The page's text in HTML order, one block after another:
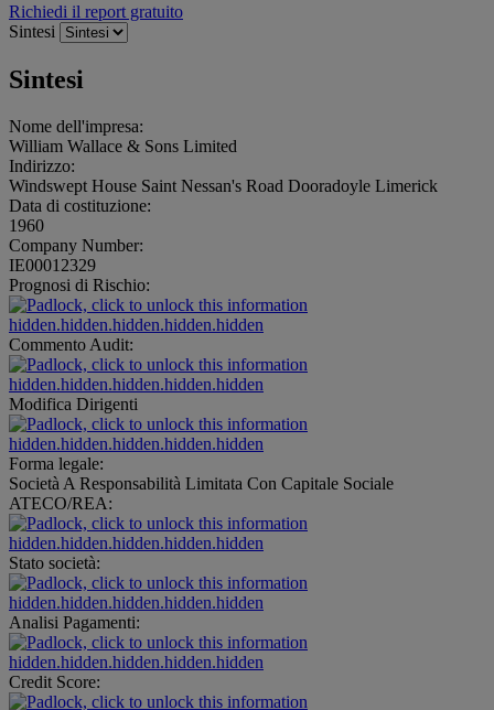
Richiedi il report gratuito
Sintesi
Sintesi
Nome dell'impresa:
William Wallace & Sons Limited
Indirizzo:
Windswept House Saint Nessan's Road Dooradoyle Limerick
Data di costituzione:
1960
Company Number:
IE00012329
Prognosi di Rischio:
hidden.hidden.hidden.hidden.hidden
Commento Audit:
hidden.hidden.hidden.hidden.hidden
Modifica Dirigenti
hidden.hidden.hidden.hidden.hidden
Forma legale:
Società A Responsabilità Limitata Con Capitale Sociale
ATECO/REA:
hidden.hidden.hidden.hidden.hidden
Stato società:
hidden.hidden.hidden.hidden.hidden
Analisi Pagamenti:
hidden.hidden.hidden.hidden.hidden
Credit Score: